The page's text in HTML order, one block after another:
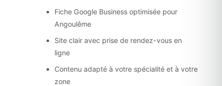
Fiche Google Business optimisée pour
Angoulême
Site clair avec prise de rendez-vous en
ligne
Contenu adapté à votre spécialité et à votre
zone